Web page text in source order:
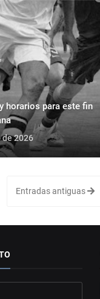
horarios para este fin
de 2026
Entradas antiguas